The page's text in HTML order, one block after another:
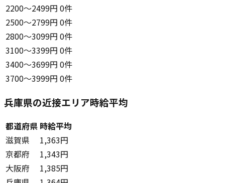
2200〜2499円 0件
2500〜2799円 0件
2800〜3099円 0件
3100〜3399円 0件
3400〜3699円 0件
3700〜3999円 0件
兵庫県の近接エリア時給平均
都道府県 時給平均
滋賀県
1,363円
京都府
1,343円
大阪府
1,385円